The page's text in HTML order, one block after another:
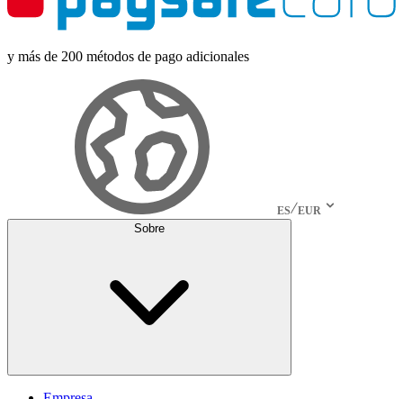
y más de 200 métodos de pago adicionales
ES EUR
Sobre